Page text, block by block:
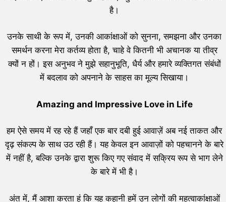
है।
उनके साथी के रूप में, उनकी आकांक्षाओं को सुनना, समझना और उनका
समर्थन करना मेरा कर्तव्य होता है, चाहे वे कितनी भी अचानक या तीव्र
क्यों न हों। इस अनुभव ने मुझे सहानुभूति, धैर्य और हमारे व्यक्तिगत संबंधों
में बदलाव को अपनाने के साहस का मूल्य सिखाया।
Amazing and Impressive Love in Life
हम ऐसे समय में रह रहे हैं जहाँ एक बार दबी हुई आवाज़ें अब नई ताकत और
दृढ़ संकल्प के साथ उठ रही हैं। यह केवल इन आवाज़ों को पहचानने के बारे
में नहीं है, बल्कि उनके द्वारा शुरू किए गए संवाद में सक्रिय रूप से भाग लेने
के बारे में भी है।
अंत में, मैं आशा करता हूं कि यह कहानी हमें उन लोगों की महत्वाकांक्षाओं